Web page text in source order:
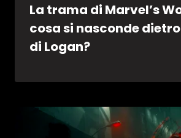
La trama di Marvel’s
cosa si nasconde
di Logan?